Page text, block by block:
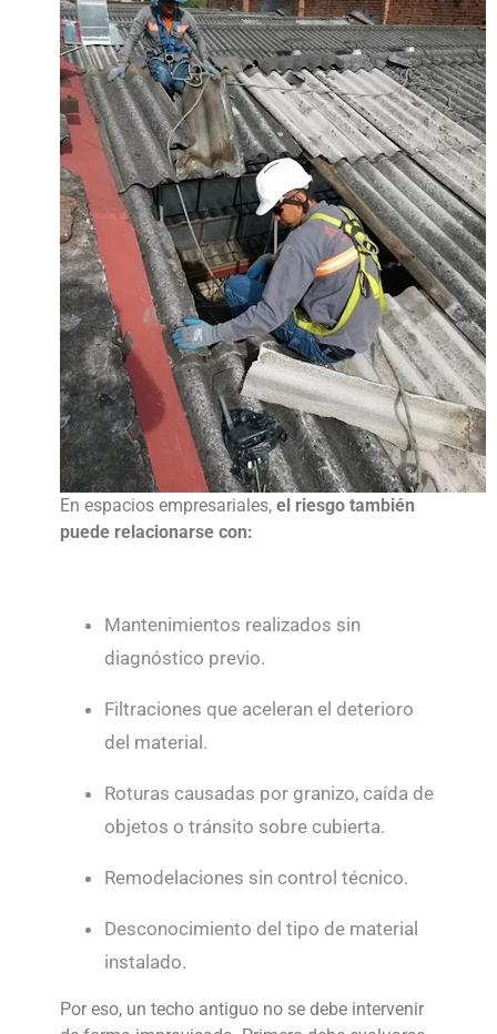
En espacios empresariales, el riesgo también
puede relacionarse con:
Mantenimientos realizados sin
diagnóstico previo.
Filtraciones que aceleran el deterioro
del material.
Roturas causadas por granizo, caída de
objetos o tránsito sobre cubierta.
Remodelaciones sin control técnico.
Desconocimiento del tipo de material
instalado.
Por eso, un techo antiguo no se debe intervenir